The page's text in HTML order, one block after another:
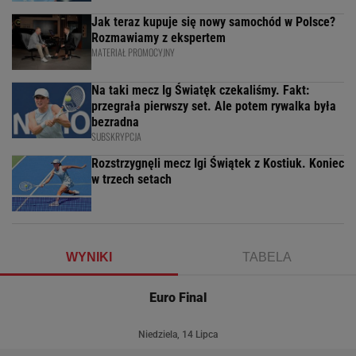
Jak teraz kupuje się nowy samochód w Polsce?
Rozmawiamy z ekspertem
MATERIAŁ PROMOCYJNY
Na taki mecz Ig Światęk czekaliśmy. Fakt:
przegrała pierwszy set. Ale potem rywalka była
bezradna
SUBSKRYPCJA
Rozstrzygnęli mecz Igi Świątek z Kostiuk. Koniec
w trzech setach
WYNIKI TABELA
Euro Final
Niedziela, 14 Lipca